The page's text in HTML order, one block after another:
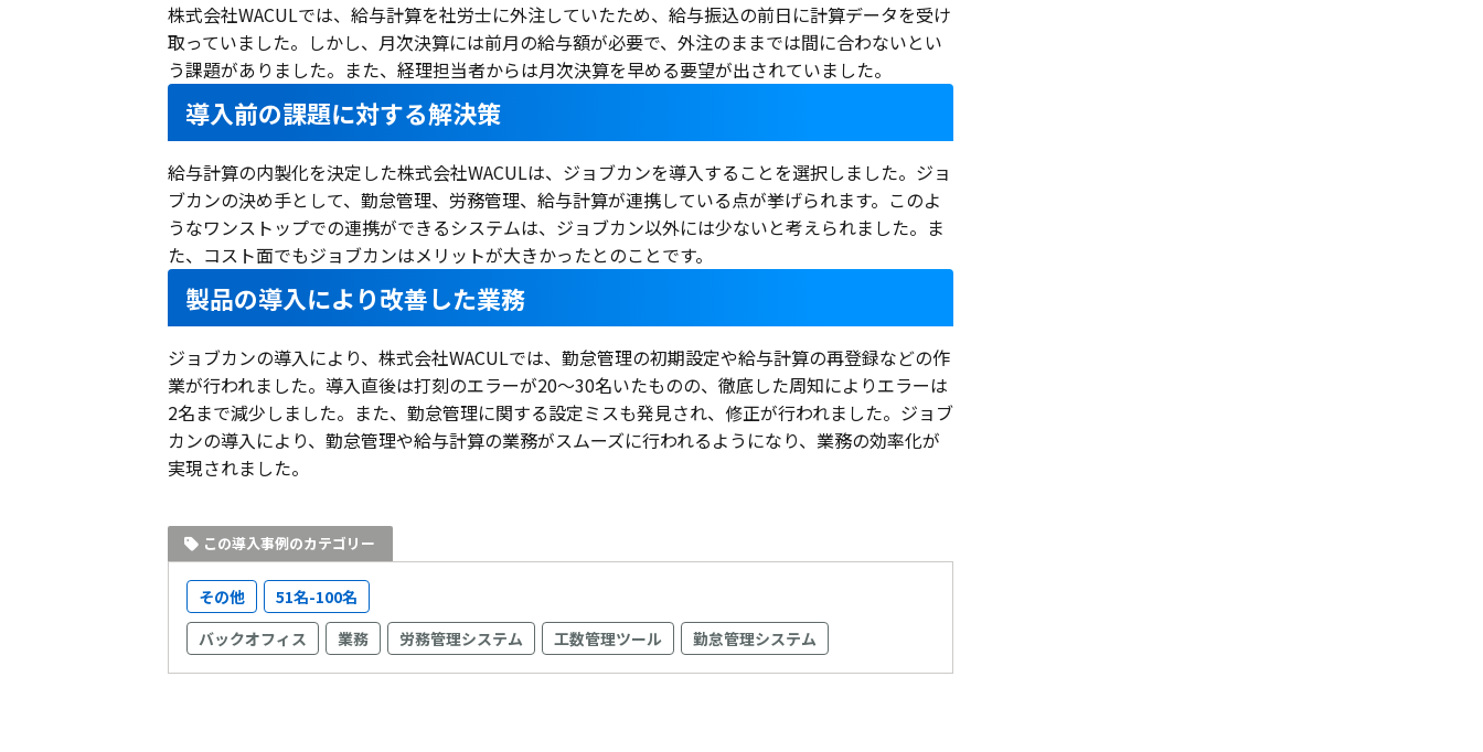
株式会社WACULでは、給与計算を社労士に外注していたため、給与振込の前日に計算データを受け
取っていました。しかし、月次決算には前月の給与額が必要で、外注のままでは間に合わないとい
う課題がありました。また、経理担当者からは月次決算を早める要望が出されていました。
導入前の課題に対する解決策
給与計算の内製化を決定した株式会社WACULは、ジョブカンを導入することを選択しました。ジョ
ブカンの決め手として、勤怠管理、労務管理、給与計算が連携している点が挙げられます。このよ
うなワンストップでの連携ができるシステムは、ジョブカン以外には少ないと考えられました。ま
た、コスト面でもジョブカンはメリットが大きかったとのことです。
製品の導入により改善した業務
ジョブカンの導入により、株式会社WACULでは、勤怠管理の初期設定や給与計算の再登録などの作
業が行われました。導入直後は打刻のエラーが20～30名いたものの、徹底した周知によりエラーは
2名まで減少しました。また、勤怠管理に関する設定ミスも発見され、修正が行われました。ジョブ
カンの導入により、勤怠管理や給与計算の業務がスムーズに行われるようになり、業務の効率化が
実現されました。
この導入事例のカテゴリー
その他
51名-100名
バックオフィス
業務 労務管理システム 工数管理ツール 勤怠管理システム